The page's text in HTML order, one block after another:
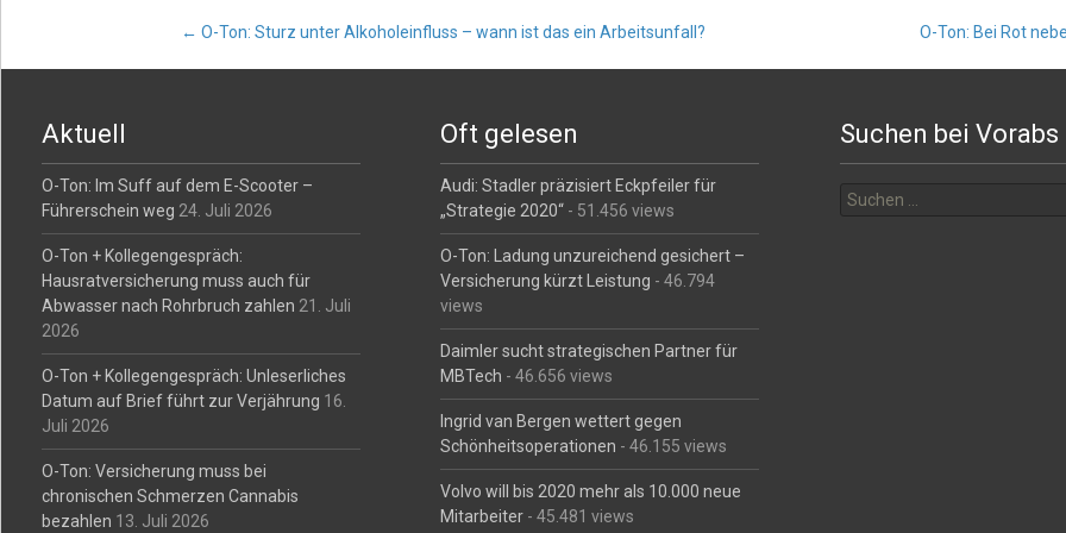
Post
navigation
← O-Ton: Sturz unter Alkoholeinfluss – wann ist das ein Arbeitsunfall? O-Ton: Bei Rot
Aktuell
O-Ton: Im Suff auf dem E-Scooter –
Führerschein weg 24. Juli 2026
O-Ton + Kollegengespräch:
Hausratversicherung muss auch für
Abwasser nach Rohrbruch zahlen 21. Juli
2026
O-Ton + Kollegengespräch: Unleserliches
Datum auf Brief führt zur Verjährung 16.
Juli 2026
O-Ton: Versicherung muss bei
chronischen Schmerzen Cannabis
bezahlen 13. Juli 2026
Oft gelesen
Audi: Stadler präzisiert Eckpfeiler für
„Strategie 2020“ - 51.456 views
O-Ton: Ladung unzureichend gesichert –
Versicherung kürzt Leistung - 46.794
views
Daimler sucht strategischen Partner für
MBTech - 46.656 views
Ingrid van Bergen wettert gegen
Schönheitsoperationen - 46.155 views
Volvo will bis 2020 mehr als 10.000 neue
Mitarbeiter - 45.481 views
Suchen bei Vorabs
nach: